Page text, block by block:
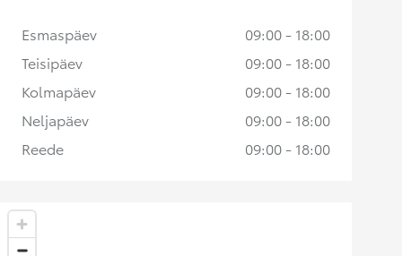
Esmaspäev
09:00 - 18:00
Teisipäev
09:00 - 18:00
Kolmapäev
09:00 - 18:00
Neljapäev
09:00 - 18:00
Reede
09:00 - 18:00